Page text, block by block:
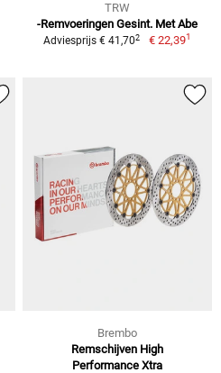
TRW
-Remvoeringen Gesint. Met Abe
Adviesprijs € 41,702 € 22,391
Brembo
Remschijven High
Performance Xtra